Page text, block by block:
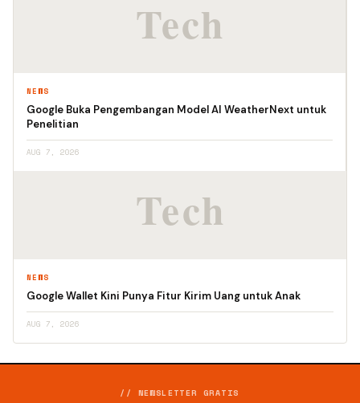
NEWS
Google Buka Pengembangan Model AI WeatherNext untuk
Penelitian
AUG 7, 2026
NEWS
Google Wallet Kini Punya Fitur Kirim Uang untuk Anak
AUG 7, 2026
// NEWSLETTER GRATIS